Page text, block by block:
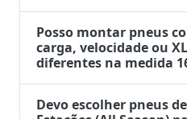
Posso montar pneus
carga, velocidade ou
diferentes na medida
Devo escolher pneus